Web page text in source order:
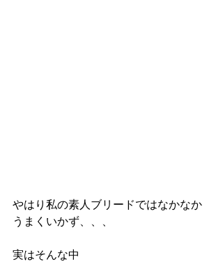
やはり私の素人ブリードではなかなか
うまくいかず、、、
実はそんな中